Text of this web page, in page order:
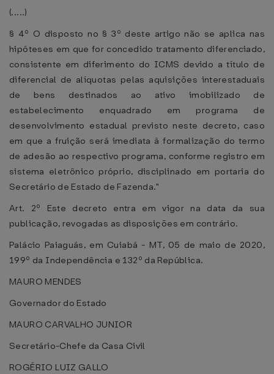
(.....)
§ 4º O disposto no § 3º deste artigo não se aplica nas
hipóteses em que for concedido tratamento diferenciado,
consistente em diferimento do ICMS devido a título de
diferencial de alíquotas pelas aquisições interestaduais
de bens destinados ao ativo imobilizado de
estabelecimento enquadrado em programa de
desenvolvimento estadual previsto neste decreto, caso
em que a fruição será imediata à formalização do termo
de adesão ao respectivo programa, conforme registro em
sistema eletrônico próprio, disciplinado em portaria do
Secretário de Estado de Fazenda."
Art. 2º Este decreto entra em vigor na data da sua
publicação, revogadas as disposições em contrário.
Palácio Paiaguás, em Cuiabá - MT, 05 de maio de 2020,
199º da Independência e 132º da República.
MAURO MENDES
Governador do Estado
MAURO CARVALHO JUNIOR
Secretário-Chefe da Casa Civil
ROGÉRIO LUIZ GALLO